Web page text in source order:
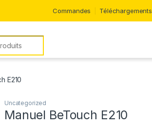
Commandes Téléchargements
E210
Uncategorized
Manuel BeTouch E210